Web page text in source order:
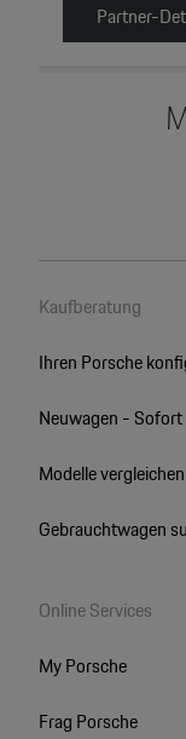
Partner-
Kaufberatung
Ihren Porsche
Neuwagen -
Modelle vergleichen
Gebrauchtwagen
Online Services
My Porsche
Frag Porsche